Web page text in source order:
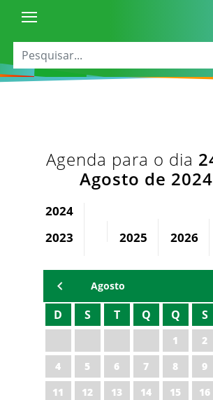
Agenda para o dia
Agosto de 2024
2024
2023
2025 2026
Agosto
D S T Q Q S
1 2
4
5 6 7 8 9
11
12 13 14 15 16